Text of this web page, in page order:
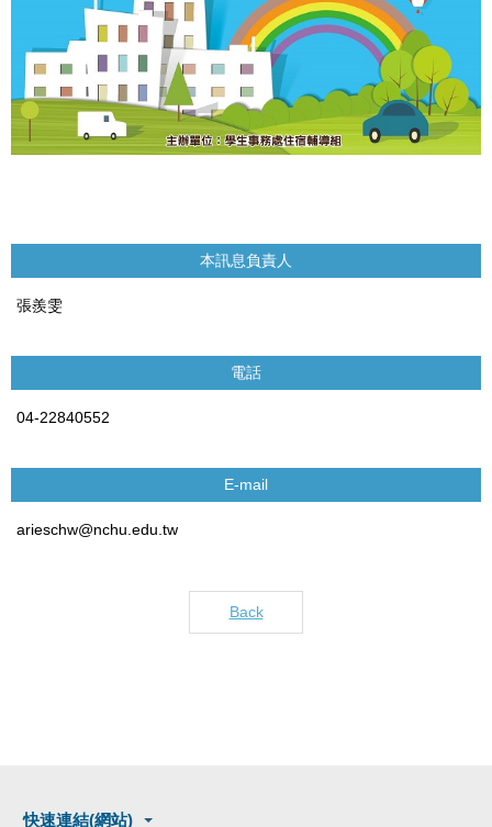
本訊息負責人
張羨雯
電話
04-22840552
E-mail
arieschw@nchu.edu.tw
Back
快速連結(網站)